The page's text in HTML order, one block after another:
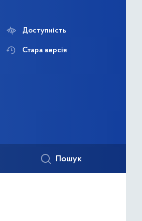
Доступність
Стара версія
Пошук